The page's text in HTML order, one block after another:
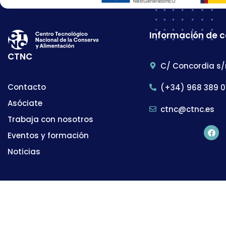
CTNC
Contacto
Asóciate
Trabaja con nosotros
Eventos y formación
Noticias
Información de
C/ Concordia s/
(+34) 968 389
ctnc@ctnc.es